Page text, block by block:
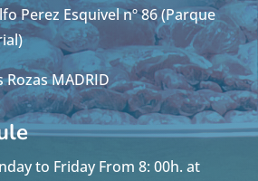
Perez Esquivel nº 86 (Parque
Rozas MADRID
to Friday From 8: 00h. at